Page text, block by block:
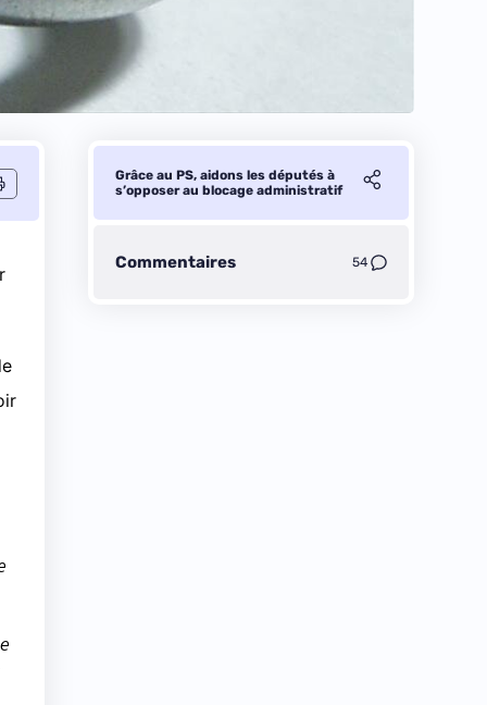
Grâce au PS, aidons les députés à
s’opposer au blocage administratif
Commentaires 54